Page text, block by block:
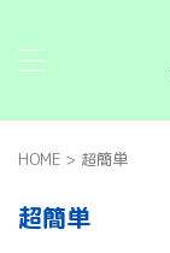
HOME > 超簡単
超簡単